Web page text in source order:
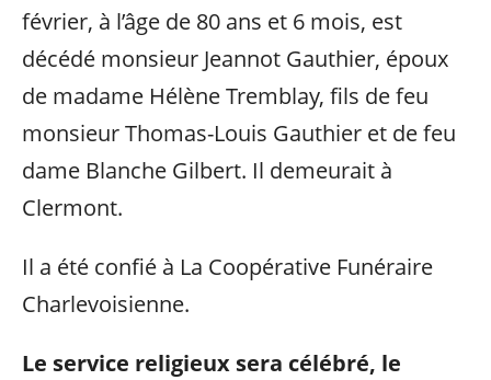
février, à l’âge de 80 ans et 6 mois, est
décédé monsieur Jeannot Gauthier, époux
de madame Hélène Tremblay, fils de feu
monsieur Thomas-Louis Gauthier et de feu
dame Blanche Gilbert. Il demeurait à
Clermont.
Il a été confié à La Coopérative Funéraire
Charlevoisienne.
Le service religieux sera célébré, le